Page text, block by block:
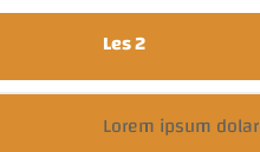
Les 2
Lorem ipsum dolar